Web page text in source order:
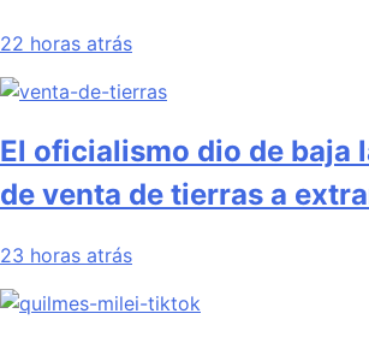
22 horas atrás
El oficialismo dio de baja
de venta de tierras a
23 horas atrás